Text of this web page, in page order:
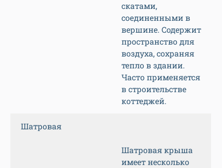
скатами,
соединенными в
вершине. Содержит
пространство для
воздуха, сохраняя
тепло в здании.
Часто применяется
в строительстве
коттеджей.
Шатровая
Шатровая крыша
имеет несколько